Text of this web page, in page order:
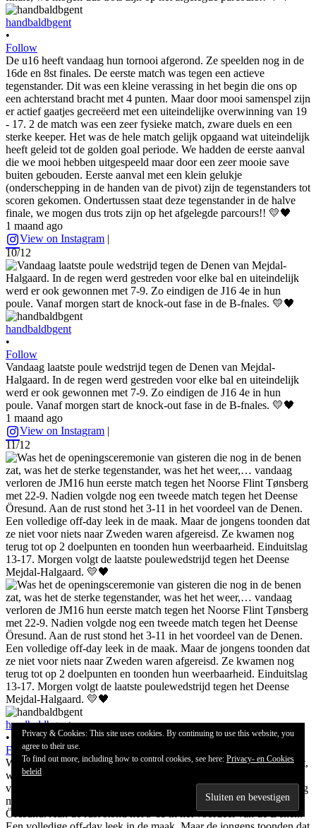
handbaldbgent
•
Follow
De u16 heeft vandaag hun tornooi afgerond. Ze speelden nog in de
16de en 8st finales. De eerste match was tegen een actieve
tegenstander. Dit was een kleine verassing in het begin die ons op
een achterstand bracht met 4 punten. Maar door mooi samenspel zijn
er actief gaatjes gecreëerd met een uiteindelijke overwinning van 19
- 17. 2 de match was een zeer fysieke match, zware duels en een
sterke keeper. Het was de hele match gelijk opgaand wat uiteindelijk
heeft geleid tot de golden goal periode. We hadden de eerste aanval
die we mooi hebben uitgespeeld maar door een zeer mooie save
buiten gebouden. Eerste aanval met een klein gelukje
(onderschepping in de handen van de pivot) zijn de tegenstanders tot
scoren gekomen. Ondertussen staat deze tegenstander in de halve
finale, we mogen dus trots zijn op het afgelegde parcours!! 💛🖤
1 maand ago
View on Instagram |
10/12
handbaldbgent
•
Follow
Vandaag laatste poule wedstrijd tegen de Denen van Mejdal-
Halgaard. In de regen werd gestreden voor elke bal en uiteindelijk
werd er ook gewonnen met 7-9. Zo eindigen de J16 4e in hun
poule. Vanaf morgen start de knock-out fase in de B-fnales. 💛🖤
1 maand ago
View on Instagram |
11/12
handbaldbgent
•
Follow
Was het de openingsceremonie van gisteren die nog in de benen zat,
was het de sterke tegenstander, was het het weer,… vandaag
verloren de JM16 hun eerste match tegen het Noorse Flint Tønsberg
met 22-9. Nadien volgde nog een tweede match tegen het Deense
Öresund. Aan de rust stond het 3-11 in het voordeel van de Denen.
Privacy & Cookies: This site uses cookies. By continuing to use this website, you
agree to their use.
To find out more, including how to control cookies, see here: Privacy- en Cookies
beleid